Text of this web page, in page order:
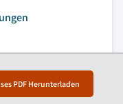
PDF Herunterladen